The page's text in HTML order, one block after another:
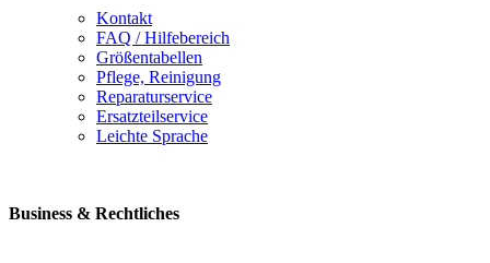
Kontakt
FAQ / Hilfebereich
Größentabellen
Pflege, Reinigung
Reparaturservice
Ersatzteilservice
Leichte Sprache
Business & Rechtliches